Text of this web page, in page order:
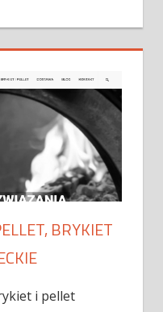
BRYKIET
i pellet